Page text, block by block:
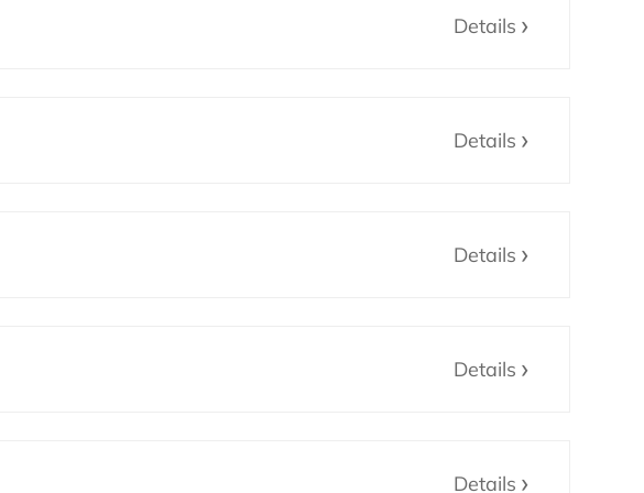
Details
Details
Details
Details
Details